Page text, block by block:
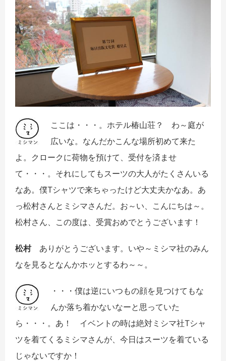
ここは・・・。ホテル椿山荘？ わ～庭が
広いな。なんだかこんな場所初めて来た
よ。クロークに荷物を預けて、受付を済ませ
て・・・。それにしてもスーツの大人がたくさんいる
なあ。僕Tシャツで来ちゃったけど大丈夫かなあ。あ
っ松村さんとミシマさんだ。お～い、こんにちは～。
松村さん、この度は、受賞おめでとうございます！
松村ありがとうございます。いや～ミシマ社のみん
なを見るとなんかホッとするわ～～。
・・・僕は逆にいつもの顔を見つけてもな
んか落ち着かないなーと思っていた
ら・・・。あ！ イベントの時は絶対ミシマ社Tシャ
ツを着てくるミシマさんが、今日はスーツを着ている
じゃないですか！